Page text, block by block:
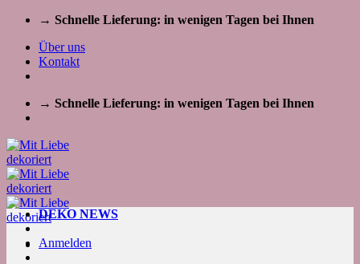
Zum
springen
→ Schnelle Lieferung: in wenigen Tagen bei Ihnen
Über uns
Kontakt
→ Schnelle Lieferung: in wenigen Tagen bei Ihnen
DEKO NEWS
Anmelden